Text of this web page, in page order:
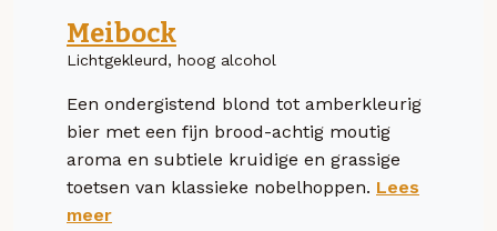
Meibock
Lichtgekleurd, hoog alcohol
Een ondergistend blond tot amberkleurig
bier met een fijn brood-achtig moutig
aroma en subtiele kruidige en grassige
toetsen van klassieke nobelhoppen. Lees
meer